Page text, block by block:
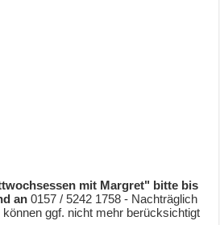
mit Margret" bitte bis
an0157 / 5242 1758 - Nachträglich
ggf. nicht mehr berücksichtigt